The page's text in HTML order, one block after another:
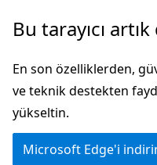
Ana
atla
Sayfa
gezintiye
atla
Bu tarayıcı
En son özelliklerden,
ve teknik destekten
yükseltin.
Microsoft Edge'i